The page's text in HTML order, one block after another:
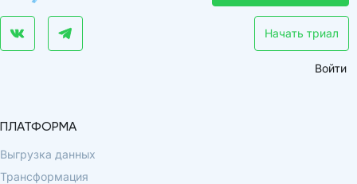
Начать триал
Войти
ПЛАТФОРМА
Выгрузка данных
Трансформация